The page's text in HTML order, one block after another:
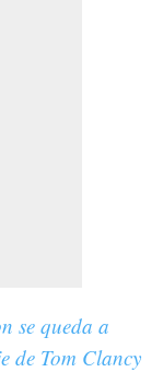
se queda a
de Tom Clancy